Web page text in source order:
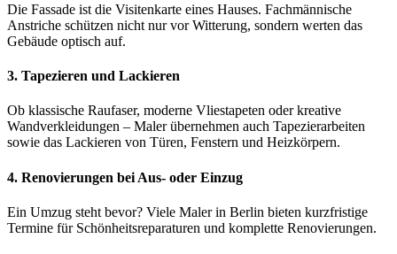
Die Fassade ist die Visitenkarte eines Hauses. Fachmännische
Anstriche schützen nicht nur vor Witterung, sondern werten das
Gebäude optisch auf.
3. Tapezieren und Lackieren
Ob klassische Raufaser, moderne Vliestapeten oder kreative
Wandverkleidungen – Maler übernehmen auch Tapezierarbeiten
sowie das Lackieren von Türen, Fenstern und Heizkörpern.
4. Renovierungen bei Aus- oder Einzug
Ein Umzug steht bevor? Viele Maler in Berlin bieten kurzfristige
Termine für Schönheitsreparaturen und komplette Renovierungen.